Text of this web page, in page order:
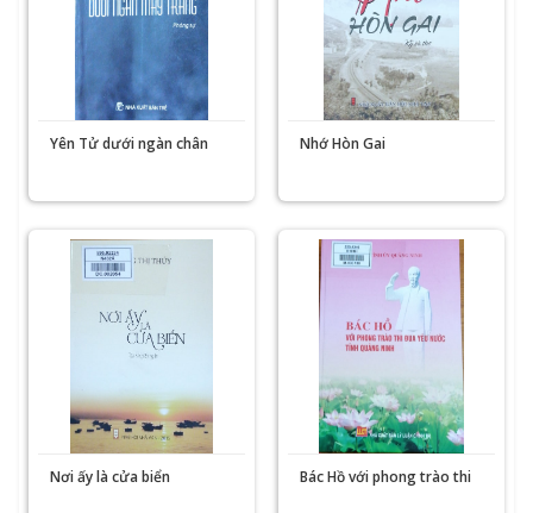
Yên Tử dưới ngàn chân
Nhớ Hòn Gai
Nơi ấy là cửa biển
Bác Hồ với phong trào thi